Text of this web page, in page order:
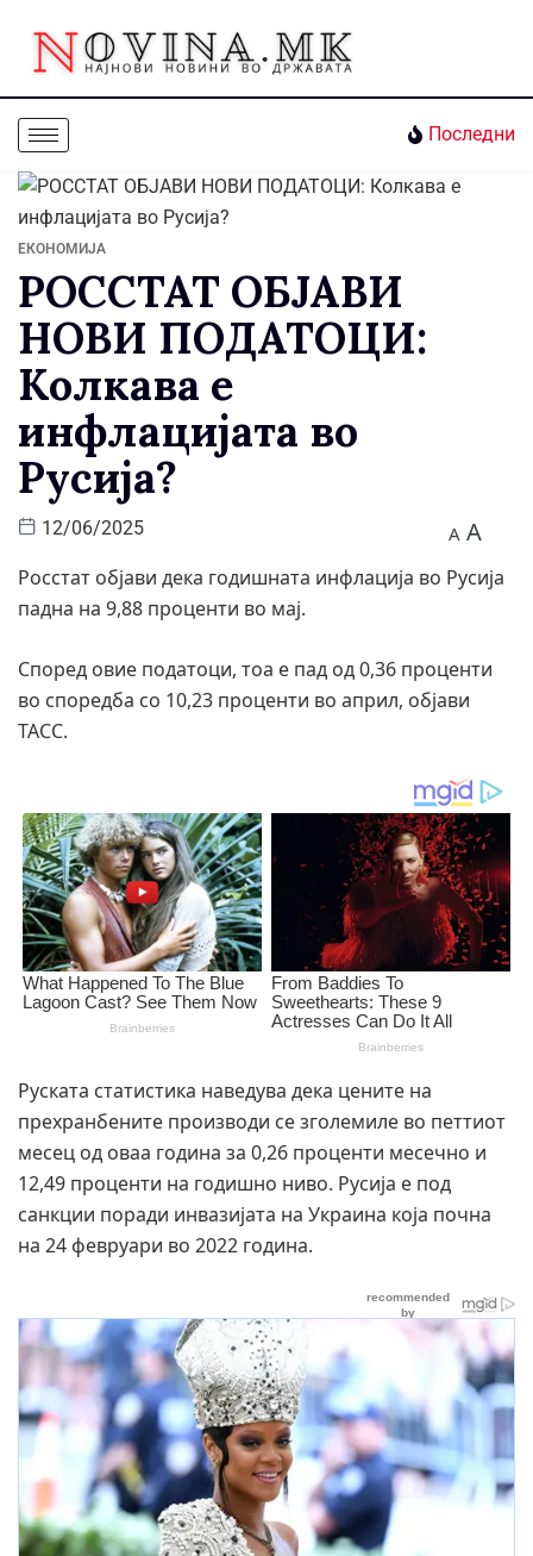
Последни
ЕКОНОМИЈА
РОССТАТ ОБЈАВИ
НОВИ ПОДАТОЦИ:
Колкава е
инфлацијата во
Русија?
12/06/2025 A A
Росстат објави дека годишната инфлација во Русија
падна на 9,88 проценти во мај.
Според овие податоци, тоа е пад од 0,36 проценти
во споредба со 10,23 проценти во април, објави
ТАСС.
Руската статистика наведува дека цените на
прехранбените производи се зголемиле во петтиот
месец од оваа година за 0,26 проценти месечно и
12,49 проценти на годишно ниво. Русија е под
санкции поради инвазијата на Украина која почна
на 24 февруари во 2022 година.